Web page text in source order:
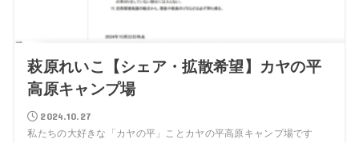
萩原れいこ【シェア・拡散希望】カヤの平
高原キャンプ場
2024.10.27
私たちの大好きな「カヤの平」ことカヤの平高原キャンプ場です